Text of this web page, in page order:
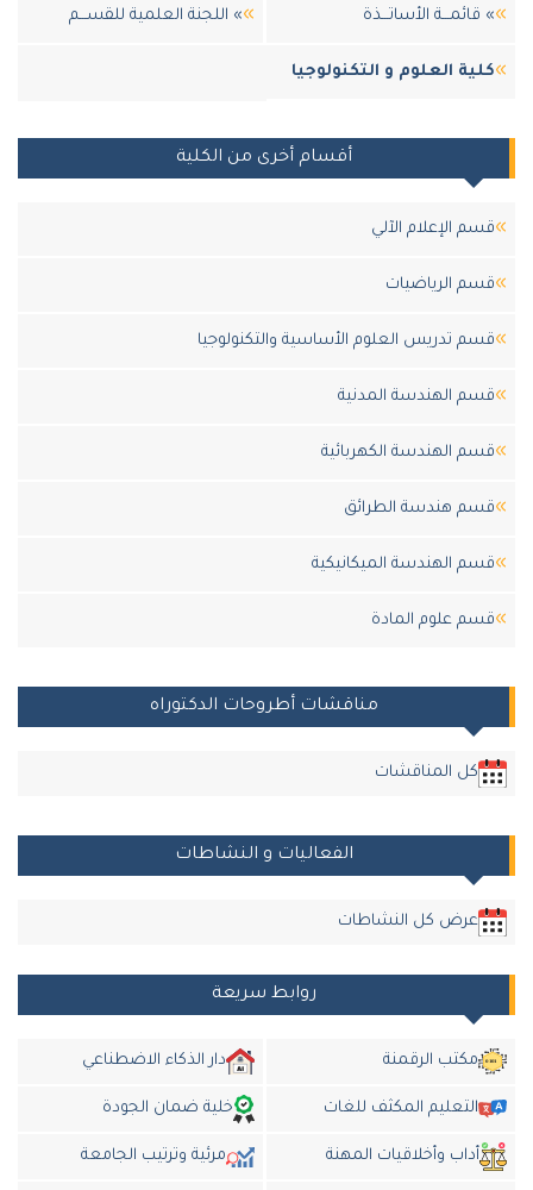
» قائمـــة الأساتـــذة » اللجنة العلمية للقســـم
كلية العلوم و التكنولوجيا
أقسام أخرى من الكلية
قسم الإعلام الآلي
قسم الرياضيات
قسم تدريس العلوم الأساسية والتكنولوجيا
قسم الهندسة المدنية
قسم الهندسة الكهربائية
قسم هندسة الطرائق
قسم الهندسة الميكانيكية
قسم علوم المادة
مناقشات أطروحات الدكتوراه
كل المناقشات
الفعاليات و النشاطات
عرض كل النشاطات
روابط سريعة
مكتب الرقمنة دار الذكاء الاضطناعي
التعليم المكثف للغات خلية ضمان الجودة
أداب وأخلاقيات المهنة مرئية وترتيب الجامعة